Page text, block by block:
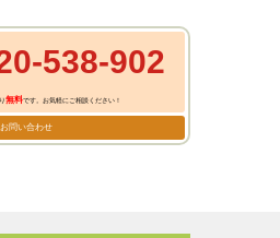
538-902
無料です。お気軽にご相談ください！
問い合わせ